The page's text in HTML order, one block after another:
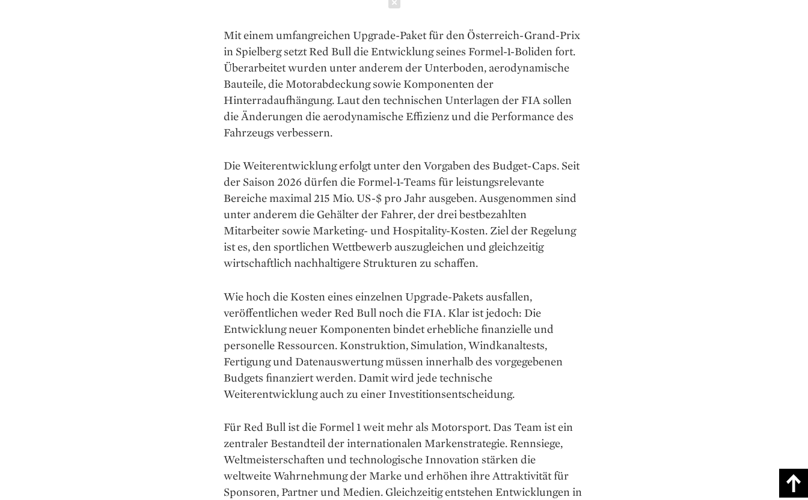
Mit einem umfangreichen Upgrade-Paket für den Österreich-Grand-Prix
in Spielberg setzt Red Bull die Entwicklung seines Formel-1-Boliden fort.
Überarbeitet wurden unter anderem der Unterboden, aerodynamische
Bauteile, die Motorabdeckung sowie Komponenten der
Hinterradaufhängung. Laut den technischen Unterlagen der FIA sollen
die Änderungen die aerodynamische Effizienz und die Performance des
Fahrzeugs verbessern.
Die Weiterentwicklung erfolgt unter den Vorgaben des Budget-Caps. Seit
der Saison 2026 dürfen die Formel-1-Teams für leistungsrelevante
Bereiche maximal 215 Mio. US-$ pro Jahr ausgeben. Ausgenommen sind
unter anderem die Gehälter der Fahrer, der drei bestbezahlten
Mitarbeiter sowie Marketing- und Hospitality-Kosten. Ziel der Regelung
ist es, den sportlichen Wettbewerb auszugleichen und gleichzeitig
wirtschaftlich nachhaltigere Strukturen zu schaffen.
Wie hoch die Kosten eines einzelnen Upgrade-Pakets ausfallen,
veröffentlichen weder Red Bull noch die FIA. Klar ist jedoch: Die
Entwicklung neuer Komponenten bindet erhebliche finanzielle und
personelle Ressourcen. Konstruktion, Simulation, Windkanaltests,
Fertigung und Datenauswertung müssen innerhalb des vorgegebenen
Budgets finanziert werden. Damit wird jede technische
Weiterentwicklung auch zu einer Investitionsentscheidung.
Für Red Bull ist die Formel 1 weit mehr als Motorsport. Das Team ist ein
zentraler Bestandteil der internationalen Markenstrategie. Rennsiege,
Weltmeisterschaften und technologische Innovation stärken die
weltweite Wahrnehmung der Marke und erhöhen ihre Attraktivität für
Sponsoren, Partner und Medien. Gleichzeitig entstehen Entwicklungen in